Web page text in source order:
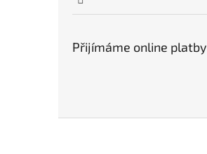
Přijímáme online platby